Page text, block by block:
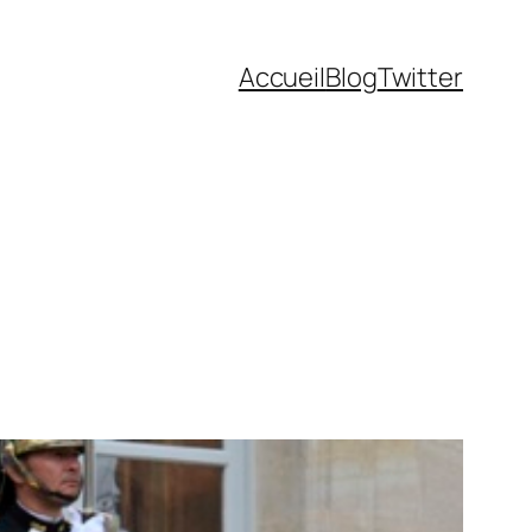
AccueilBlogTwitter